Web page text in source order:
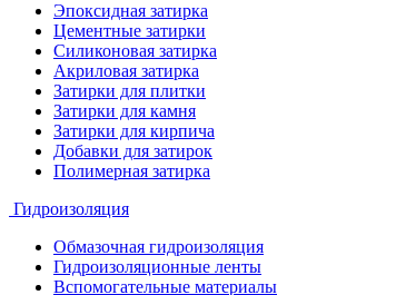
Эпоксидная затирка
Цементные затирки
Силиконовая затирка
Акриловая затирка
Затирки для плитки
Затирки для камня
Затирки для кирпича
Добавки для затирок
Полимерная затирка
Гидроизоляция
Обмазочная гидроизоляция
Гидроизоляционные ленты
Вспомогательные материалы